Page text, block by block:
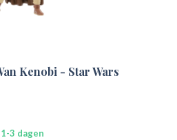
Kenobi - Star Wars
3 dagen